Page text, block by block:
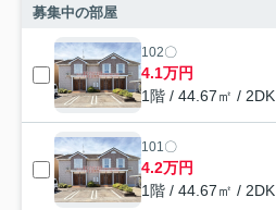
募集中の部屋
102〇
4.1万円
1階 / 44.67㎡ / 2DK
101〇
4.2万円
1階 / 44.67㎡ / 2DK